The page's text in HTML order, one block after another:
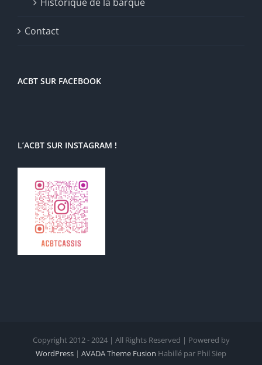
Contact
ACBT SUR FACEBOOK
L’ACBT SUR INSTAGRAM !
Copyright 2012 - 2024 | All Rights Reserved | Powered by
WordPress | AVADA Theme Fusion Habillé par Phil Siep